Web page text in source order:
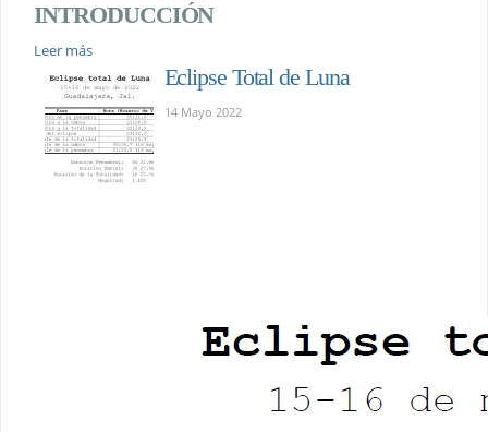
INTRODUCCIÓN
Leer más
Eclipse Total de Luna
14 Mayo 2022